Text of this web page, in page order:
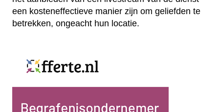
een kosteneffectieve manier zijn om geliefden te
betrekken, ongeacht hun locatie.